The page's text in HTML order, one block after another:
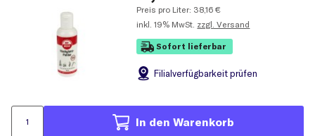
Preis pro Liter: 38,16 €
inkl. 19% MwSt. zzgl. Versand
Sofort lieferbar
Filialverfügbarkeit prüfen
In den Warenkorb